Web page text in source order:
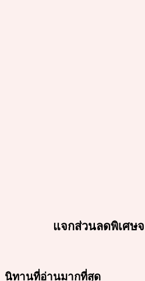
แจกส่วนลดพิเศษ
นิทานที่อ่านมากที่สุด